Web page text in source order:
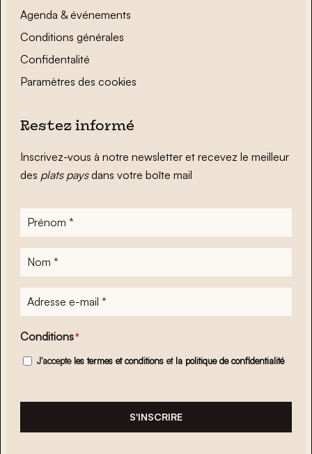
Agenda & événements
Conditions générales
Confidentalité
Paramètres des cookies
Restez informé
Inscrivez-vous à notre newsletter et recevez le meilleur
des plats paysdans votre boîte mail
Prénom
Nom
Adresse
e-
mail*
Conditions*
J'accepte les termes et conditions et la politique de confidentialité
S'INSCRIRE